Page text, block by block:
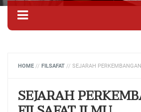
HOME // FILSAFAT // SEJARAH
SEJARAH